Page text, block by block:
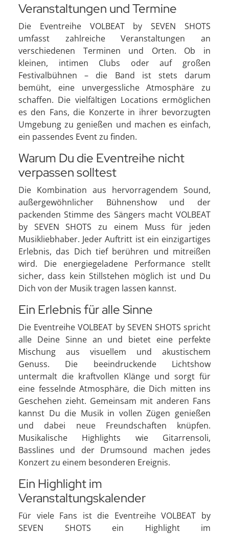
Veranstaltungen und Termine
Die Eventreihe VOLBEAT by SEVEN SHOTS
umfasst zahlreiche Veranstaltungen an
verschiedenen Terminen und Orten. Ob in
kleinen, intimen Clubs oder auf großen
Festivalbühnen – die Band ist stets darum
bemüht, eine unvergessliche Atmosphäre zu
schaffen. Die vielfältigen Locations ermöglichen
es den Fans, die Konzerte in ihrer bevorzugten
Umgebung zu genießen und machen es einfach,
ein passendes Event zu finden.
Warum Du die Eventreihe nicht
verpassen solltest
Die Kombination aus hervorragendem Sound,
außergewöhnlicher Bühnenshow und der
packenden Stimme des Sängers macht VOLBEAT
by SEVEN SHOTS zu einem Muss für jeden
Musikliebhaber. Jeder Auftritt ist ein einzigartiges
Erlebnis, das Dich tief berühren und mitreißen
wird. Die energiegeladene Performance stellt
sicher, dass kein Stillstehen möglich ist und Du
Dich von der Musik tragen lassen kannst.
Ein Erlebnis für alle Sinne
Die Eventreihe VOLBEAT by SEVEN SHOTS spricht
alle Deine Sinne an und bietet eine perfekte
Mischung aus visuellem und akustischem
Genuss. Die beeindruckende Lichtshow
untermalt die kraftvollen Klänge und sorgt für
eine fesselnde Atmosphäre, die Dich mitten ins
Geschehen zieht. Gemeinsam mit anderen Fans
kannst Du die Musik in vollen Zügen genießen
und dabei neue Freundschaften knüpfen.
Musikalische Highlights wie Gitarrensoli,
Basslines und der Drumsound machen jedes
Konzert zu einem besonderen Ereignis.
Ein Highlight im
Veranstaltungskalender
Für viele Fans ist die Eventreihe VOLBEAT by
SEVEN SHOTS ein Highlight im